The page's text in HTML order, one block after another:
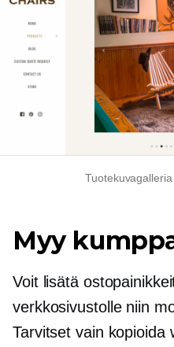
Myy
Voit lisätä
verkkosivustolle niin
Tarvitset vain kopioida